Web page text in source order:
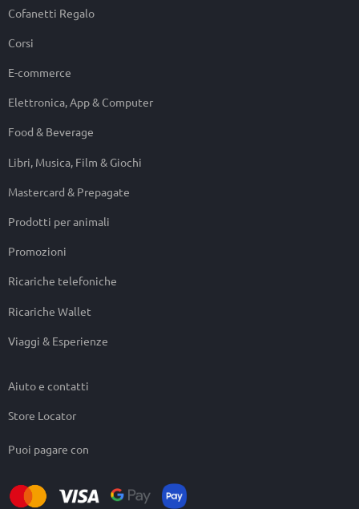
Cofanetti Regalo
Corsi
E-commerce
Elettronica, App & Computer
Food & Beverage
Libri, Musica, Film & Giochi
Mastercard & Prepagate
Prodotti per animali
Promozioni
Ricariche telefoniche
Ricariche Wallet
Viaggi & Esperienze
Aiuto e contatti
Store Locator
Puoi pagare con